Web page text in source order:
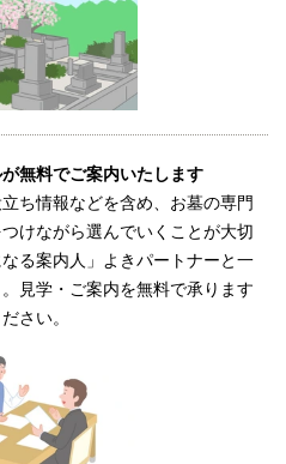
無料でご案内いたします
ち情報などを含め、お墓の専門
けながら選んでいくことが大切
る案内人」よきパートナーと一
見学・ご案内を無料で承ります
さい。